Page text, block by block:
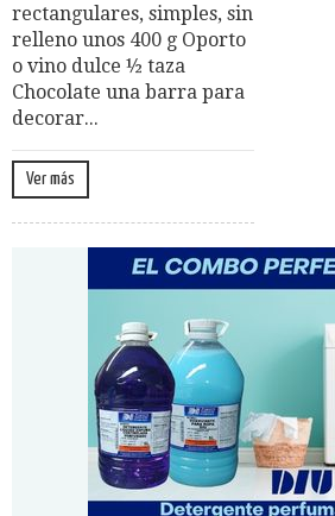
rectangulares, simples, sin
relleno unos 400 g Oporto
o vino dulce ½ taza
Chocolate una barra para
decorar...
Ver más